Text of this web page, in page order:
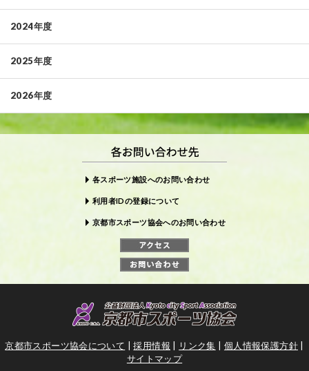
2024年度
2025年度
2026年度
各スポーツ施設へのお問い合わせ
利用者IDの登録について
京都市スポーツ協会へのお問い合わせ
京都市スポーツ協会について | 採用情報 | リンク集 | 個人情報保護方針 |
サイトマップ